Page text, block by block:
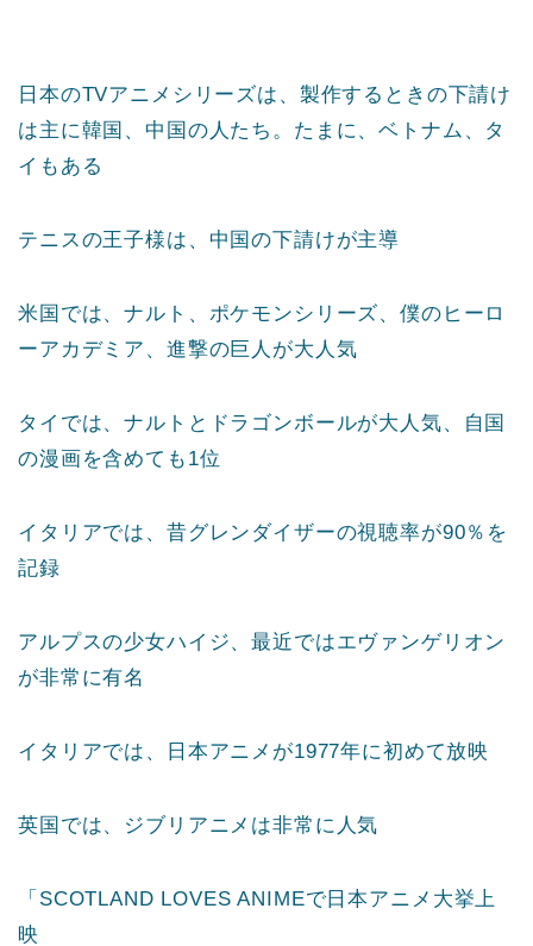
日本のTVアニメシリーズは、製作するときの下請け
は主に韓国、中国の人たち。たまに、ベトナム、タ
イもある
テニスの王子様は、中国の下請けが主導
米国では、ナルト、ポケモンシリーズ、僕のヒーロ
ーアカデミア、進撃の巨人が大人気
タイでは、ナルトとドラゴンボールが大人気、自国
の漫画を含めても1位
イタリアでは、昔グレンダイザーの視聴率が90％を
記録
アルプスの少女ハイジ、最近ではエヴァンゲリオン
が非常に有名
イタリアでは、日本アニメが1977年に初めて放映
英国では、ジブリアニメは非常に人気
「SCOTLAND LOVES ANIMEで日本アニメ大挙上
映